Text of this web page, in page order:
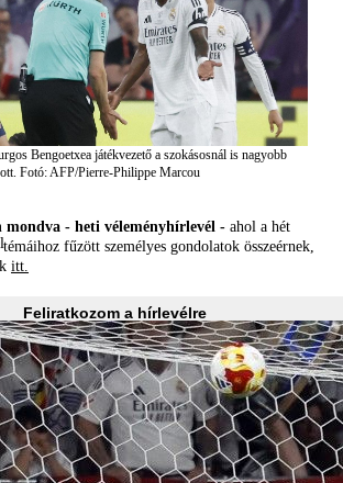
Bengoetxea játékvezető a szokásosnál is nagyobb
Fotó: AFP/Pierre-Philippe Marcou
mondva - heti véleményhírlevél - ahol a hét
fűzött személyes gondolatok összeérnek,
itt.
Feliratkozom a hírlevélre